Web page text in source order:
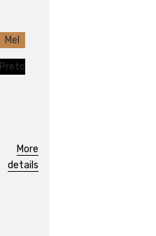
Mel
Preto
More
details